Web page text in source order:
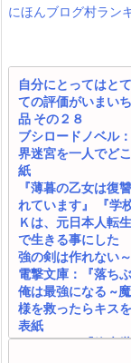
にほんブログ村ラン
自分にとってはと
ての評価がいまい
品 その２８
ブシロードノベル
界迷宮を一人でど
紙
『薄暮の乙女は復
れています』 『学
Ｋは、元日本人転
で生きる事にした
強の剣は作れない～
電撃文庫：『落ち
俺は最強になる ~
様を救ったらキス
表紙
カクヨム：『終末